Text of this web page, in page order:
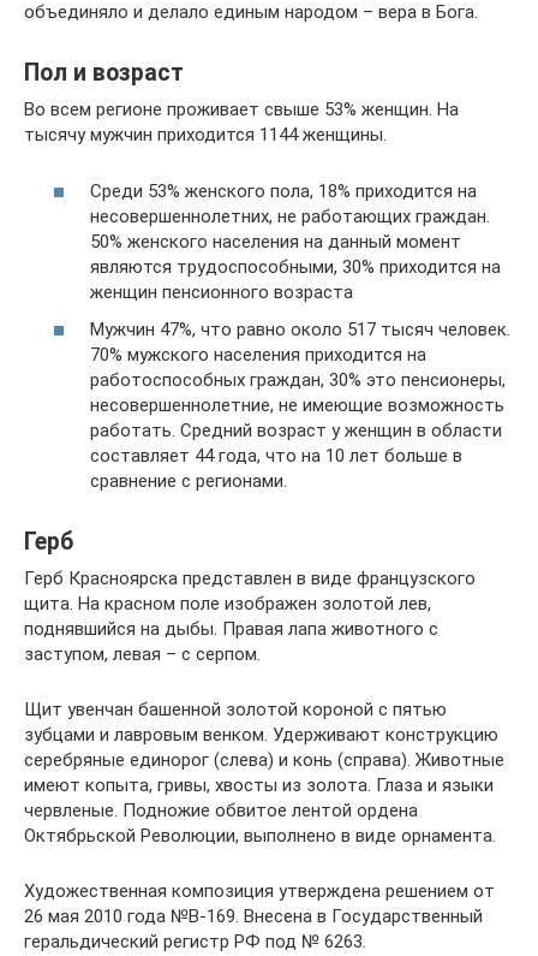
объединяло и делало единым народом – вера в Бога.
Пол и возраст
Во всем регионе проживает свыше 53% женщин. На
тысячу мужчин приходится 1144 женщины.
Среди 53% женского пола, 18% приходится на
несовершеннолетних, не работающих граждан.
50% женского населения на данный момент
являются трудоспособными, 30% приходится на
женщин пенсионного возраста
Мужчин 47%, что равно около 517 тысяч человек.
70% мужского населения приходится на
работоспособных граждан, 30% это пенсионеры,
несовершеннолетние, не имеющие возможность
работать. Средний возраст у женщин в области
составляет 44 года, что на 10 лет больше в
сравнение с регионами.
Герб
Герб Красноярска представлен в виде французского
щита. На красном поле изображен золотой лев,
поднявшийся на дыбы. Правая лапа животного с
заступом, левая – с серпом.
Щит увенчан башенной золотой короной с пятью
зубцами и лавровым венком. Удерживают конструкцию
серебряные единорог (слева) и конь (справа). Животные
имеют копыта, гривы, хвосты из золота. Глаза и языки
червленые. Подножие обвитое лентой ордена
Октябрьской Революции, выполнено в виде орнамента.
Художественная композиция утверждена решением от
26 мая 2010 года №В-169. Внесена в Государственный
геральдический регистр РФ под № 6263.